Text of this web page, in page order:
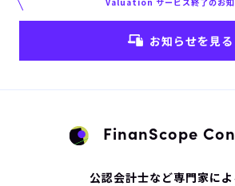
お知らせを見る
FinanScope
公認会計士など専門家に